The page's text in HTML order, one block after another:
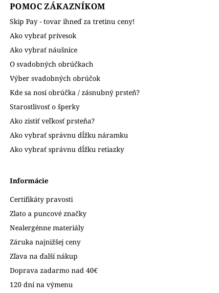
POMOC ZÁKAZNÍKOM
Skip Pay - tovar ihneď za tretinu ceny!
Ako vybrať prívesok
Ako vybrať náušnice
O svadobných obrúčkach
Výber svadobných obrúčok
Kde sa nosí obrúčka / zásnubný prsteň?
Starostlivosť o šperky
Ako zistiť veľkosť prsteňa?
Ako vybrať správnu dĺžku náramku
Ako vybrať správnu dĺžku retiazky
Informácie
Certifikáty pravosti
Zlato a puncové značky
Nealergénne materiály
Záruka najnižšej ceny
Zľava na ďalší nákup
Doprava zadarmo nad 40€
120 dní na výmenu